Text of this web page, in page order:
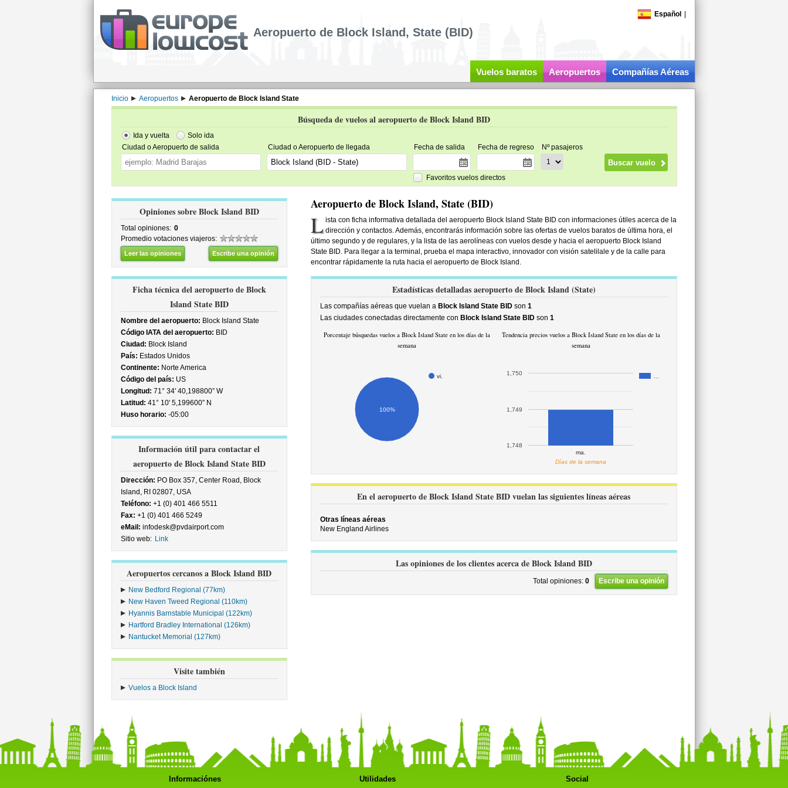
Español
Aeropuerto de Block Island, State (BID)
Vuelos baratos Aeropuertos Compañías Aéreas
Inicio Aeropuertos Aeropuerto de Block Island State
Búsqueda de vuelos al aeropuerto de Block Island BID
Ida y vuelta
Solo ida
Ciudad o Aeropuerto de salida
Ciudad o Aeropuerto de llegada Fecha de salida Fecha de regreso Nº pasajeros
Favoritos vuelos directos
Opiniones sobre Block Island BID
Total opiniones: 0
Promedio votaciones viajeros:
Leer las opiniones Escribe una opinión
Ficha técnica del aeropuerto de Block
Island State BID
Nombre del aeropuerto: Block Island State
Código IATA del aeropuerto: BID
Ciudad: Block Island
País: Estados Unidos
Continente: Norte America
Código del país: US
Longitud: 71° 34' 40,198800” W
Latitud: 41° 10' 5,199600” N
Huso horario: -05:00
Información útil para contactar el
aeropuerto de Block Island State BID
Dirección: PO Box 357, Center Road, Block
Island, RI 02807, USA
Teléfono: +1 (0) 401 466 5511
Fax: +1 (0) 401 466 5249
eMail: infodesk@pvdairport.com
Sitio web: Link
Aeropuertos cercanos a Block Island BID
New Bedford Regional (77km)
New Haven Tweed Regional (110km)
Hyannis Barnstable Municipal (122km)
Hartford Bradley International (126km)
Nantucket Memorial (127km)
Visite también
Vuelos a Block Island
Aeropuerto de Block Island, State (BID)
L ista con ficha informativa detallada del aeropuerto Block Island State BID con informaciones útiles acerca de la
dirección y contactos. Además, encontrarás información sobre las ofertas de vuelos baratos de última hora, el
último segundo y de regulares, y la lista de las aerolíneas con vuelos desde y hacia el aeropuerto Block Island
State BID. Para llegar a la terminal, prueba el mapa interactivo, innovador con visión satelilale y de la calle para
encontrar rápidamente la ruta hacia el aeropuerto de Block Island.
Estadísticas detalladas aeropuerto de Block Island (State)
Las compañías aéreas que vuelan a Block Island State BIDson 1
Las ciudades conectadas directamente con Block Island State BIDson 1
Porcentaje búsquedas vuelos a Block Island State en los días de la
semana
vi.
100%
Tendencia precios vuelos a Block Island State en los días de la
semana
ma.
1,748
1,749
1,750
Días de la semana
En el aeropuerto de Block Island State BID vuelan las siguientes líneas aéreas
Otras líneas aéreas
New England Airlines
Las opiniones de los clientes acerca de Block Island BID
Total opiniones: 0 Escribe una opinión
Informaciónes Utilidades Social